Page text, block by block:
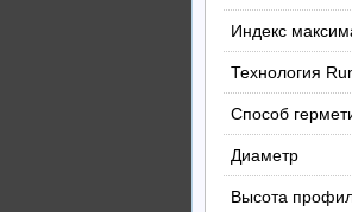
Индекс
Технология
Способ
Диаметр
Высота